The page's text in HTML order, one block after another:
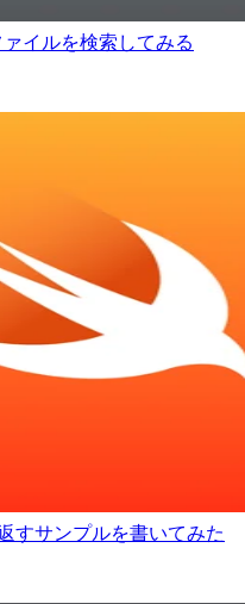
イルを検索してみる
すサンプルを書いてみた